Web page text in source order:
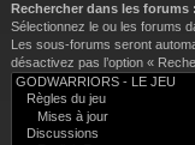
Rechercher dans les forums :
Sélectionnez le ou les forums
Les sous-forums seront
désactivez pas l’option «